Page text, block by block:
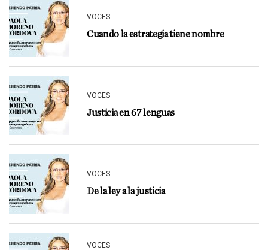
VOCES
Cuando la estrategia tiene nombre
VOCES
Justicia en 67 lenguas
VOCES
De la ley a la justicia
VOCES